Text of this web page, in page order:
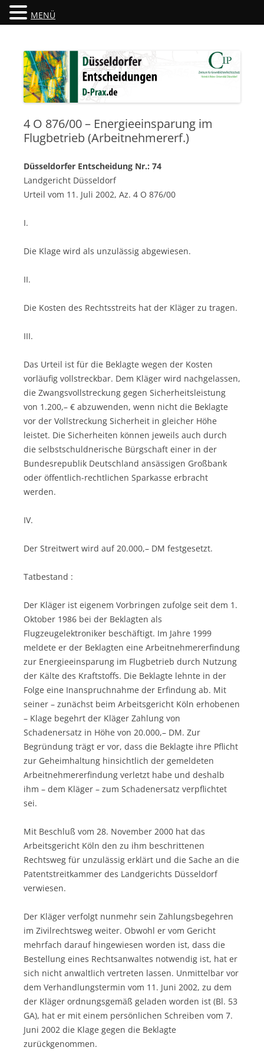
Düsseldorfer Entscheidungen
4 O 876/00 – Energieeinsparung im
Flugbetrieb (Arbeitnehmererf.)
Düsseldorfer Entscheidung Nr.: 74
Landgericht Düsseldorf
Urteil vom 11. Juli 2002, Az. 4 O 876/00
I.
Die Klage wird als unzulässig abgewiesen.
II.
Die Kosten des Rechtsstreits hat der Kläger zu tragen.
III.
Das Urteil ist für die Beklagte wegen der Kosten
vorläufig vollstreckbar. Dem Kläger wird nachgelassen,
die Zwangsvollstreckung gegen Sicherheitsleistung
von 1.200,– € abzuwenden, wenn nicht die Beklagte
vor der Vollstreckung Sicherheit in gleicher Höhe
leistet. Die Sicherheiten können jeweils auch durch
die selbstschuldnerische Bürgschaft einer in der
Bundesrepublik Deutschland ansässigen Großbank
oder öffentlich-rechtlichen Sparkasse erbracht
werden.
IV.
Der Streitwert wird auf 20.000,– DM festgesetzt.
Tatbestand :
Der Kläger ist eigenem Vorbringen zufolge seit dem 1.
Oktober 1986 bei der Beklagten als
Flugzeugelektroniker beschäftigt. Im Jahre 1999
meldete er der Beklagten eine Arbeitnehmererfindung
zur Energieeinsparung im Flugbetrieb durch Nutzung
der Kälte des Kraftstoffs. Die Beklagte lehnte in der
Folge eine Inanspruchnahme der Erfindung ab. Mit
seiner – zunächst beim Arbeitsgericht Köln erhobenen
– Klage begehrt der Kläger Zahlung von
Schadenersatz in Höhe von 20.000,– DM. Zur
Begründung trägt er vor, dass die Beklagte ihre Pflicht
zur Geheimhaltung hinsichtlich der gemeldeten
Arbeitnehmererfindung verletzt habe und deshalb
ihm – dem Kläger – zum Schadenersatz verpflichtet
sei.
Mit Beschluß vom 28. November 2000 hat das
Arbeitsgericht Köln den zu ihm beschrittenen
Rechtsweg für unzulässig erklärt und die Sache an die
Patentstreitkammer des Landgerichts Düsseldorf
verwiesen.
Der Kläger verfolgt nunmehr sein Zahlungsbegehren
im Zivilrechtsweg weiter. Obwohl er vom Gericht
mehrfach darauf hingewiesen worden ist, dass die
Bestellung eines Rechtsanwaltes notwendig ist, hat er
sich nicht anwaltlich vertreten lassen. Unmittelbar vor
dem Verhandlungstermin vom 11. Juni 2002, zu dem
der Kläger ordnungsgemäß geladen worden ist (Bl. 53
GA), hat er mit einem persönlichen Schreiben vom 7.
Juni 2002 die Klage gegen die Beklagte
zurückgenommen.
MENÜ